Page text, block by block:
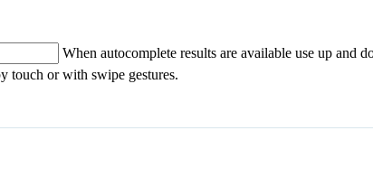
When autocomplete results are available use up and
touch or with swipe gestures.